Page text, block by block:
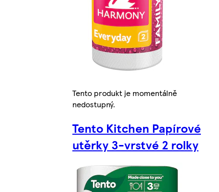
Tento produkt je momentálně
nedostupný.
Tento Kitchen Papírové
utěrky 3-vrstvé 2 rolky